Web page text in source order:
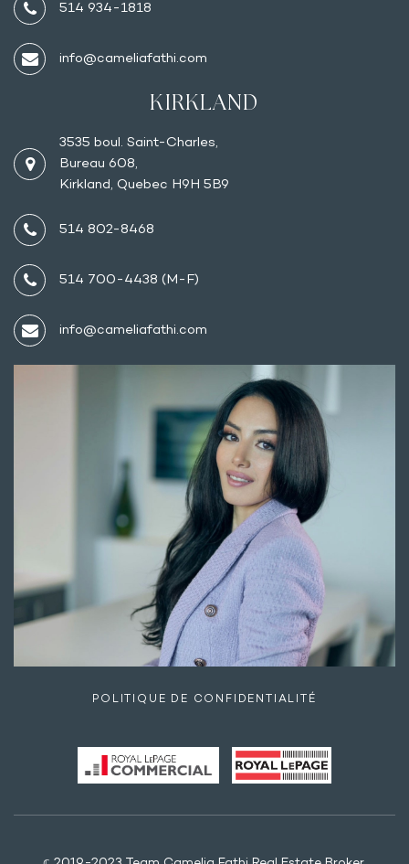
514 934-1818
info@cameliafathi.com
KIRKLAND
3535 boul. Saint-Charles,
Bureau 608,
Kirkland, Quebec H9H 5B9
514 802-8468
514 700-4438 (M-F)
info@cameliafathi.com
POLITIQUE DE CONFIDENTIALITÉ